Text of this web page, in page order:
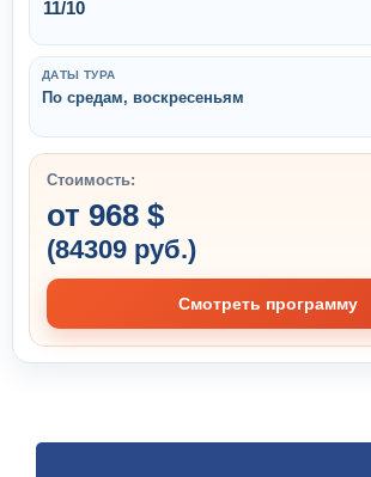
11/10
ДАТЫ ТУРА
По средам, воскресеньям
Стоимость:
от 968 $
(84309 руб.)
Смотреть программу